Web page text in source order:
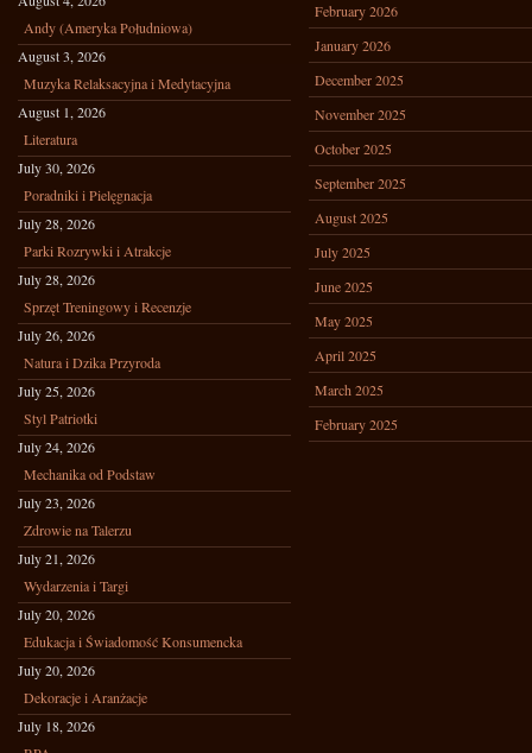
Andy (Ameryka Południowa)
August 3, 2026
Muzyka Relaksacyjna i Medytacyjna
August 1, 2026
Literatura
July 30, 2026
Poradniki i Pielęgnacja
July 28, 2026
Parki Rozrywki i Atrakcje
July 28, 2026
Sprzęt Treningowy i Recenzje
July 26, 2026
Natura i Dzika Przyroda
July 25, 2026
Styl Patriotki
July 24, 2026
Mechanika od Podstaw
July 23, 2026
Zdrowie na Talerzu
July 21, 2026
Wydarzenia i Targi
July 20, 2026
Edukacja i Świadomość Konsumencka
July 20, 2026
Dekoracje i Aranżacje
July 18, 2026
February 2026
January 2026
December 2025
November 2025
October 2025
September 2025
August 2025
July 2025
June 2025
May 2025
April 2025
March 2025
February 2025